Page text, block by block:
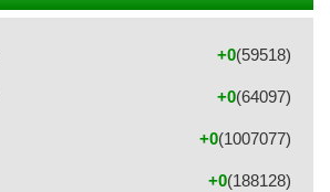
(59518)
+0
(64097)
+0
(1007077)
+0
(188128)
+0